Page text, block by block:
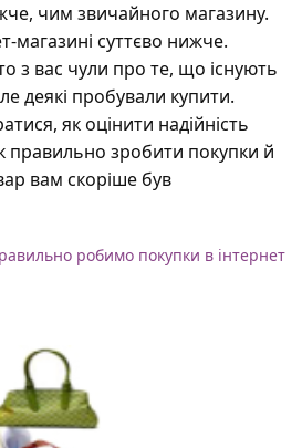
чим звичайного магазину.
магазині суттєво нижче.
з вас чули про те, що існують
деякі пробували купити.
як оцінити надійність
правильно зробити покупки й
вам скоріше був
робимо покупки в інтернет